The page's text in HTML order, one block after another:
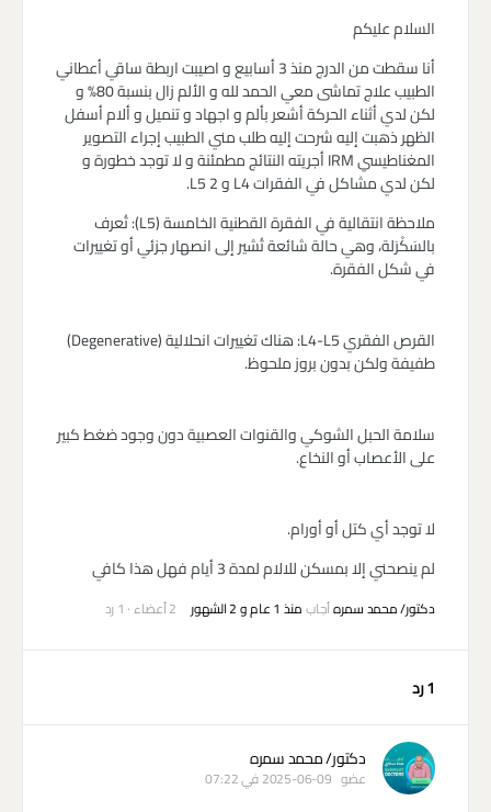
السلام عليكم
أنا سقطت من الدرج منذ 3 أسابيع و اصيبت اربطة ساقي أعطاني
الطبيب علاج تماشى معي الحمد لله و الألم زال بنسبة 80% و
لكن لدي أثناء الحركة أشعر بألم و اجهاد و تنميل و ألام أسفل
الظهر ذهبت إليه شرحت إليه طلب مني الطبيب إجراء التصوير
المغناطيسي IRM أجريته النتائج مطمئنة و لا توجد خطورة و
لكن لدي مشاكل في الفقرات L4 و L5 2.
ملاحظة انتقالية في الفقرة القطنية الخامسة (L5): تُعرف
بالسَكْرَلة، وهي حالة شائعة تُشير إلى انصهار جزئي أو تغييرات
في شكل الفقرة.
القرص الفقري L4-L5: هناك تغييرات انحلالية (Degenerative)
طفيفة ولكن بدون بروز ملحوظ.
سلامة الحبل الشوكي والقنوات العصبية دون وجود ضغط كبير
على الأعصاب أو النخاع.
لا توجد أي كتل أو أورام.
لم ينصحني إلا بمسكن للالام لمدة 3 أيام فهل هذا كافي
دكتور/ محمد سمرهأجابمنذ 1 عام و 2 الشهور 2 أعضاء · 1 رد
1 رد
دكتور/ محمد سمره
عضو 2025-06-09 في 07:22